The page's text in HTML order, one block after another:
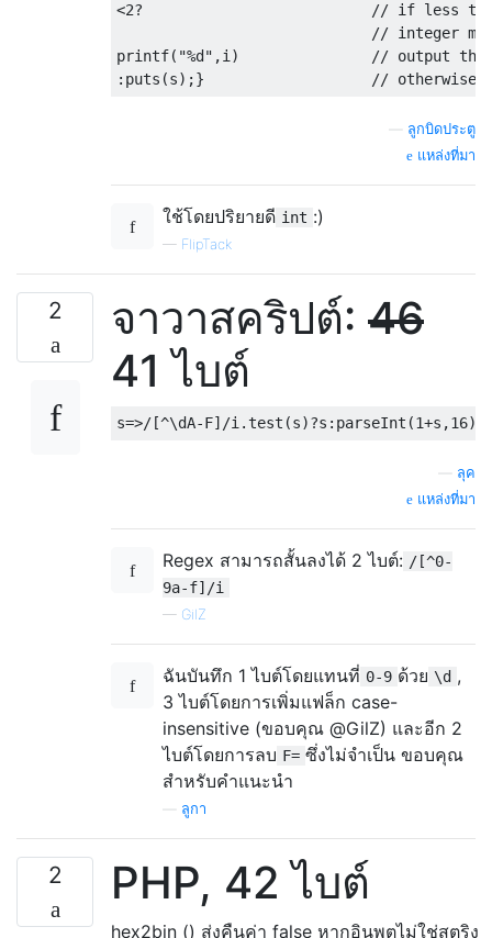
<2?
// if less
// integer
printf( "%d" ,i )
// output the
: puts (s);} //
ลูกบิดประตู
แหล่งที่มา
ใช้โดยปริยายดี int :)
— FlipTack
2 จาวาสคริปต์: 46
41 ไบต์
ลุค
แหล่งที่มา
Regex สามารถสั้นลงได้ 2 ไบต์: /[^0-
9a-f]/i
— GilZ
ฉันบันทึก 1 ไบต์โดยแทนที่ 0-9 ด้วย \d ,
3 ไบต์โดยการเพิ่มแฟล็ก case-
insensitive (ขอบคุณ @GilZ) และอีก 2
ไบต์โดยการลบ F= ซึ่งไม่จำเป็น ขอบคุณ
สำหรับคำแนะนำ
ลูกา
2 PHP, 42 ไบต์
hex2bin () ส่งคืนค่า false หากอินพุตไม่ใช่สตริง